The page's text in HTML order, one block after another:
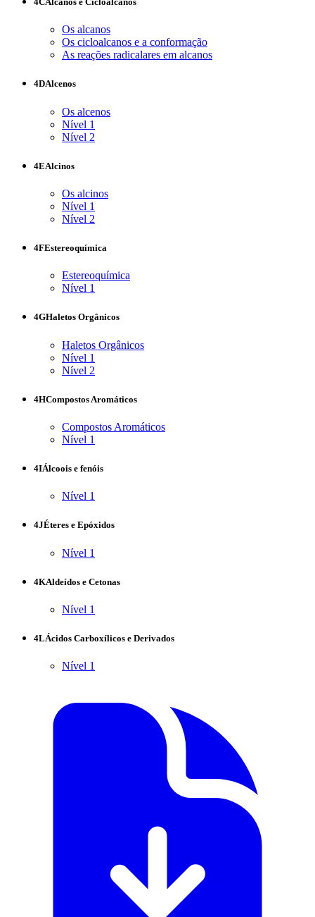
Os alcanos
Os cicloalcanos e a conformação
As reações radicalares em alcanos
4DAlcenos
Os alcenos
Nível 1
Nível 2
4EAlcinos
Os alcinos
Nível 1
Nível 2
4FEstereoquímica
Estereoquímica
Nível 1
4GHaletos Orgânicos
Haletos Orgânicos
Nível 1
Nível 2
4HCompostos Aromáticos
Compostos Aromáticos
Nível 1
4IÁlcoois e fenóis
Nível 1
4JÉteres e Epóxidos
Nível 1
4KAldeídos e Cetonas
Nível 1
4LÁcidos Carboxílicos e Derivados
Nível 1